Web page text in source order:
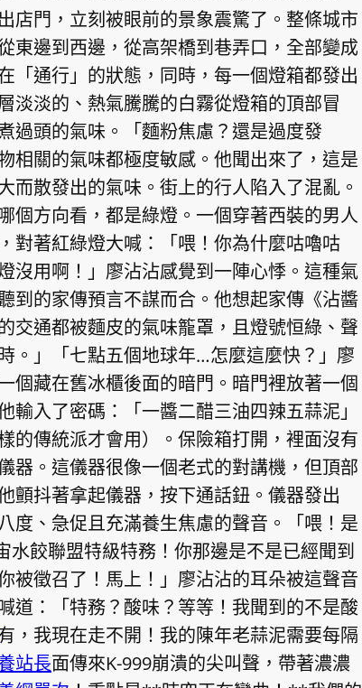
店門，立刻被眼前的景象震驚了。整條城市
東邊到西邊，從高架橋到巷弄口，全部變成
「通行」的狀態，同時，每一個燈箱都發出
淡淡的、熱氣騰騰的白霧從燈箱的頂部冒
頭的氣味。「麵粉焦慮？還是過度發
相關的氣味都極度敏感。他聞出來了，這是
而散發出的氣味。街上的行人陷入了混亂。
個方向看，都是綠燈。一個穿著西裝的男人
對著紅綠燈大喊：「喂！你為什麼咕嚕咕
沒用啊！」廖沾沾感覺到一陣心悸。這種氣
到的家傳預言不謀而合。他想起家傳《沾醬
交通都被麵皮的氣味籠罩，且燈號恒綠、聲
。」「七點五個地球年…怎麼這麼快？」廖
個藏在舊冰櫃後面的暗門。暗門裡放著一個
入了密碼：「一醬二醋三油四辣五蒜泥」
的傳統派才會用）。保險箱打開，裡面沒有
器。這儀器很像一個老式的對講機，但頂部
顫抖著拿起儀器，按下通話鈕。儀器發出
度、急促且充滿養生焦慮的聲音。「喂！是
水餃聯盟特級特務！你那邊是不是已經聞到
被徵召了！馬上！」廖沾沾的耳朵被這聲音
道：「特務？酸味？等等！我聞到的不是酸
，我現在走不開！我的陳年老蒜泥需要每隔
站長面傳來K-999崩潰的尖叫聲，帶著濃濃